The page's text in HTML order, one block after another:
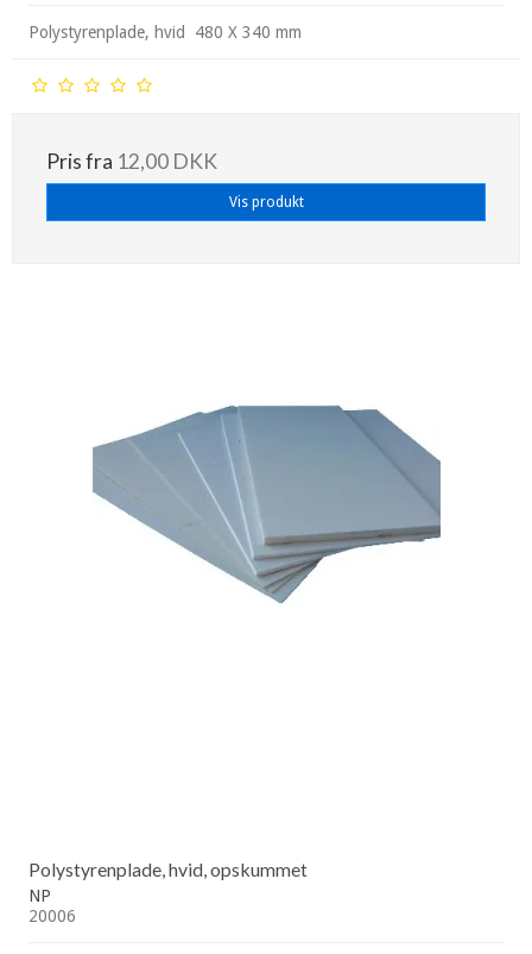
Polystyrenplade, hvid 480 X 340 mm
Pris fra 12,00 DKK
Vis produkt
Polystyrenplade, hvid, opskummet
NP
20006